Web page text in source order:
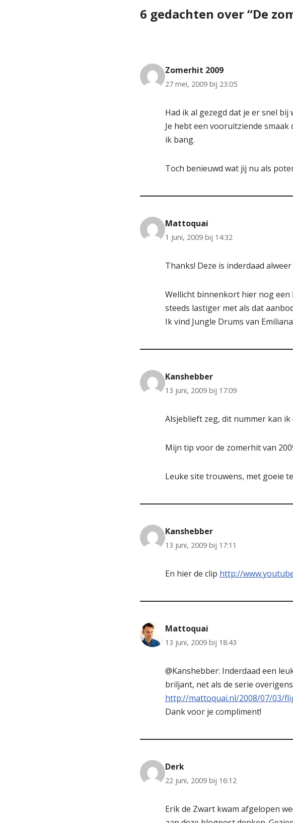
6 gedachten over “De
Zomerhit 2009
27 mei, 2009 bij 23:05
Had ik al gezegd dat je er snel bij
Je hebt een vooruitziende
ik bang.
Toch benieuwd wat jij nu als
Mattoquai
1 juni, 2009 bij 14:32
Thanks! Deze is inderdaad
Wellicht binnenkort hier nog een
steeds lastiger met als dat
Ik vind Jungle Drums van
Kanshebber
13 juni, 2009 bij 17:09
Alsjeblieft zeg, dit nummer kan
Mijn tip voor de zomerhit van
Leuke site trouwens, met goeie
Kanshebber
13 juni, 2009 bij 17:11
En hier de clip http://
Mattoquai
13 juni, 2009 bij 18:43
@Kanshebber: Inderdaad een
briljant, net als de serie
http://mattoquai.nl/2008/07/03/
Dank voor je compliment!
Derk
22 juni, 2009 bij 16:12
Erik de Zwart kwam afgelopen